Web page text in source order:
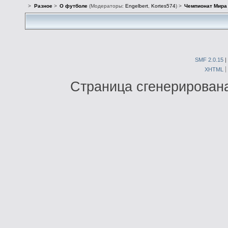
> Разное> О футболе(Модераторы: Engelbert, Kortes574) > Чемпионат
SMF 2.0.15 |
XHTML
Страница